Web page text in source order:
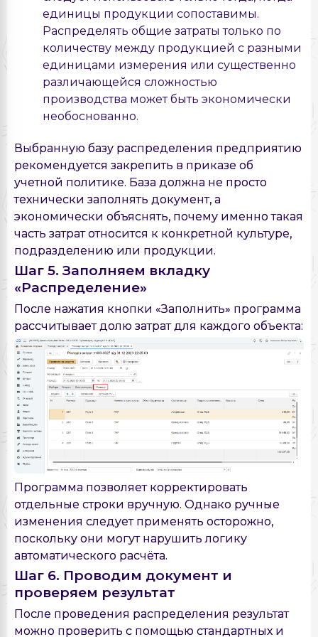
единицы продукции сопоставимы.
Распределять общие затраты только по
количеству между продукцией с разными
единицами измерения или существенно
различающейся сложностью
производства может быть экономически
необоснованно.
Выбранную базу распределения предприятию
рекомендуется закрепить в приказе об
учетной политике. База должна не просто
технически заполнять документ, а
экономически объяснять, почему именно такая
часть затрат относится к конкретной культуре,
подразделению или продукции.
Шаг 5. Заполняем вкладку
«Распределение»
После нажатия кнопки «Заполнить» программа
рассчитывает долю затрат для каждого объекта:
Программа позволяет корректировать
отдельные строки вручную. Однако ручные
изменения следует применять осторожно,
поскольку они могут нарушить логику
автоматического расчёта.
Шаг 6. Проводим документ и
проверяем результат
После проведения распределения результат
можно проверить с помощью стандартных и